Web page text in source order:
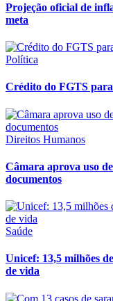
Projeção oficial de
meta
Política
Crédito do FGTS
Direitos Humanos
Câmara aprova uso
documentos
Saúde
Unicef: 13,5 milhões
de vida